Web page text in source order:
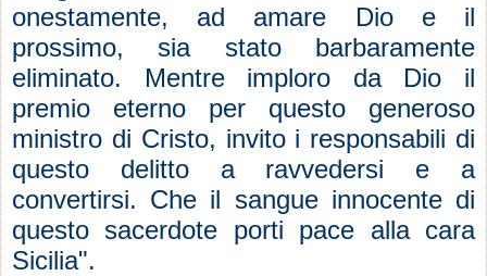
onestamente, ad amare Dio e il
prossimo, sia stato barbaramente
eliminato. Mentre imploro da Dio il
premio eterno per questo generoso
ministro di Cristo, invito i responsabili di
questo delitto a ravvedersi e a
convertirsi. Che il sangue innocente di
questo sacerdote porti pace alla cara
Sicilia".